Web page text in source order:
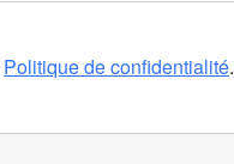
Politique de confidentialité.